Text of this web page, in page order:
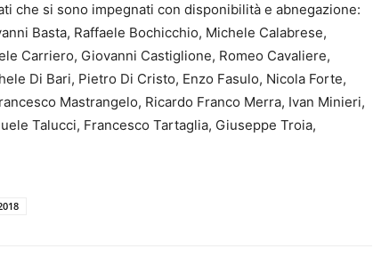
che si sono impegnati con disponibilità e abnegazione:
Basta, Raffaele Bochicchio, Michele Calabrese,
Carriero, Giovanni Castiglione, Romeo Cavaliere,
Di Bari, Pietro Di Cristo, Enzo Fasulo, Nicola Forte,
Mastrangelo, Ricardo Franco Merra, Ivan Minieri,
Talucci, Francesco Tartaglia, Giuseppe Troia,